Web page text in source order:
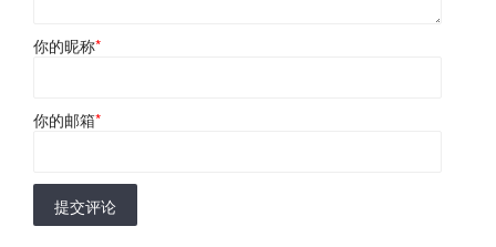
你的昵称*
你的邮箱*
提交评论